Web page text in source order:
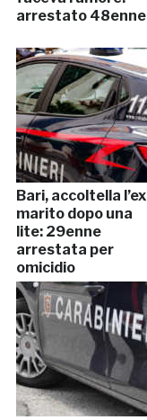
arrestato 48enne
Bari, accoltella l’ex
marito dopo una
lite: 29enne
arrestata per
omicidio